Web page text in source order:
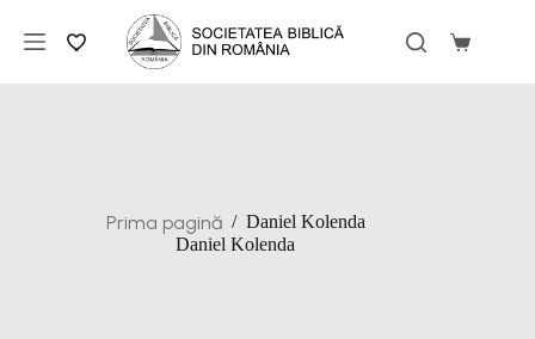
conținut
Coș
Prima pagină / Daniel Kolenda
Daniel Kolenda